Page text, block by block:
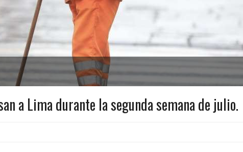
a Lima durante la segunda semana de julio.